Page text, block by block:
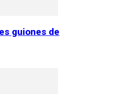
guiones de